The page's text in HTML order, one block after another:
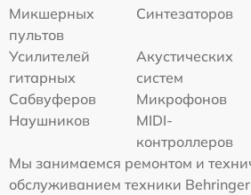
Микшерных
пультов
Синтезаторов
Усилителей
гитарных
Акустических
систем
Сабвуферов
Микрофонов
Наушников
MIDI-
контроллеров
Мы занимаемся ремонтом и
обслуживанием техники